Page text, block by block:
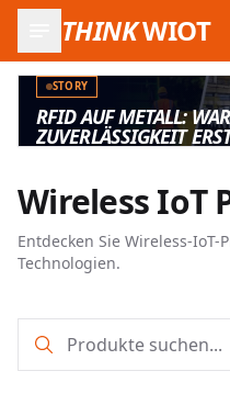
THINKWIOT
STORY
RFID AUF METALL:
ZUVERLÄSSIGKEIT
Wireless IoT
Entdecken Sie Wireless-
Technologien.